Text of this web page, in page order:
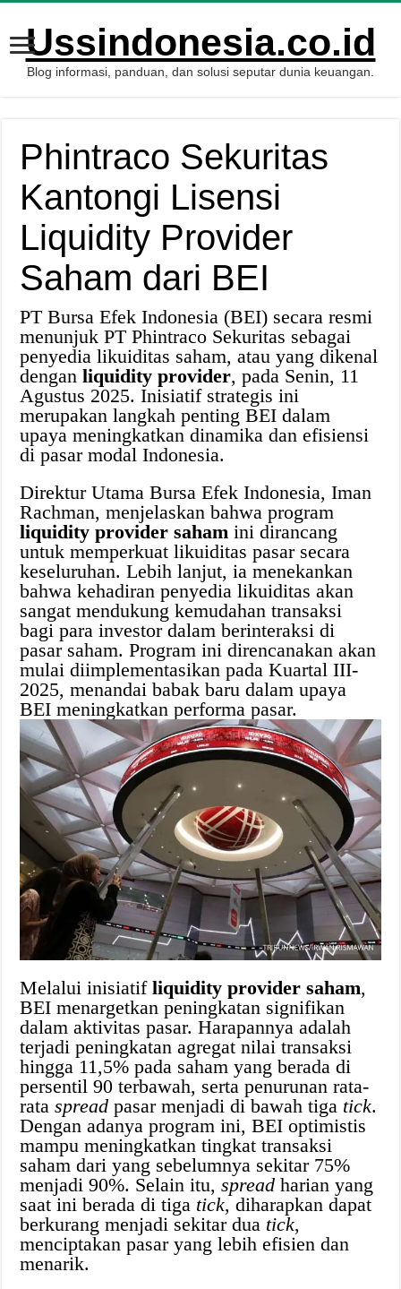
Ussindonesia.co.id
Blog informasi, panduan, dan solusi seputar dunia keuangan.
Phintraco Sekuritas
Kantongi Lisensi
Liquidity Provider
Saham dari BEI
PT Bursa Efek Indonesia (BEI) secara resmi
menunjuk PT Phintraco Sekuritas sebagai
penyedia likuiditas saham, atau yang dikenal
denganliquidity provider, pada Senin, 11
Agustus 2025. Inisiatif strategis ini
merupakan langkah penting BEI dalam
upaya meningkatkan dinamika dan efisiensi
di pasar modal Indonesia.
Direktur Utama Bursa Efek Indonesia, Iman
Rachman, menjelaskan bahwa program
liquidity provider saham ini dirancang
untuk memperkuat likuiditas pasar secara
keseluruhan. Lebih lanjut, ia menekankan
bahwa kehadiran penyedia likuiditas akan
sangat mendukung kemudahan transaksi
bagi para investor dalam berinteraksi di
pasar saham. Program ini direncanakan akan
mulai diimplementasikan pada Kuartal III-
2025, menandai babak baru dalam upaya
BEI meningkatkan performa pasar.
Melalui inisiatifliquidity provider saham,
BEI menargetkan peningkatan signifikan
dalam aktivitas pasar. Harapannya adalah
terjadi peningkatan agregat nilai transaksi
hingga 11,5% pada saham yang berada di
persentil 90 terbawah, serta penurunan rata-
rataspread pasar menjadi di bawah tiga tick.
Dengan adanya program ini, BEI optimistis
mampu meningkatkan tingkat transaksi
saham dari yang sebelumnya sekitar 75%
menjadi 90%. Selain itu,spread harian yang
saat ini berada di tiga tick, diharapkan dapat
berkurang menjadi sekitar dua tick,
menciptakan pasar yang lebih efisien dan
menarik.